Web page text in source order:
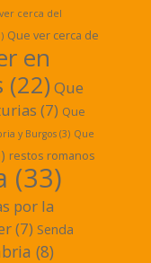
cerca del
Que ver cerca de
en
(22) Que
(7) Que
y Burgos (3) Que
restos romanos
(33)
por la
(7) Senda
(8)